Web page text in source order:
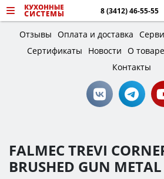
8 (3412) 46-55-55
Отзывы Оплата и доставка
Сертификаты
Новости О товаре
Контакты
FALMEC TREVI
BRUSHED GUN METAL